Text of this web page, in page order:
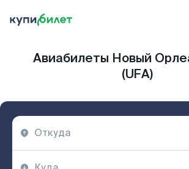
Авиабилеты Новый
(UFA)